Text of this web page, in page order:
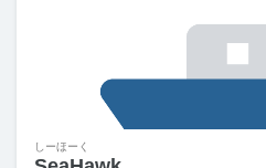
しーほーく